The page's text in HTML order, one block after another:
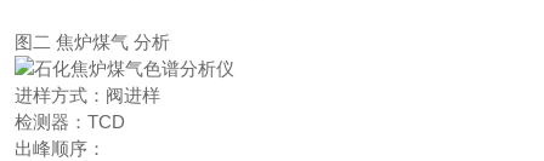
图二 焦炉煤气 分析
进样方式：阀进样
检测器：TCD
出峰顺序：